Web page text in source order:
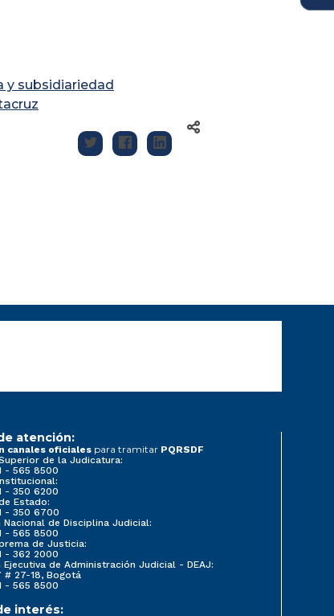
y subsidiariedad
atención:
canales oficiales para tramitar PQRSDF
de la Judicatura:
- 565 8500
- 350 6200
Estado:
- 350 6700
Nacional de Disciplina Judicial:
- 565 8500
de Justicia:
- 362 2000
Ejecutiva de Administración Judicial - DEAJ:
# 27-18, Bogotá
- 565 8500
interés: